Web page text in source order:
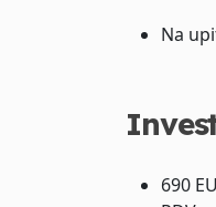
Na
690